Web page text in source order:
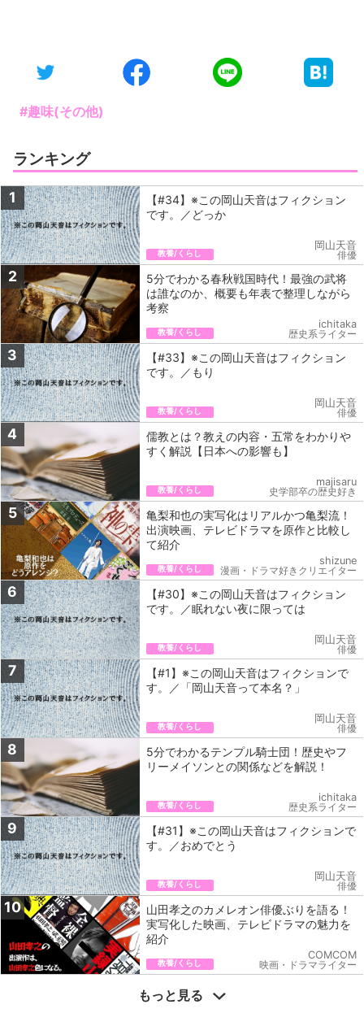
#趣味(その他)
ランキング
1
【#34】※この岡山天音はフィクション
です。／どっか
教養/くらし
岡山天音
俳優
2
5分でわかる春秋戦国時代！最強の武将
は誰なのか、概要も年表で整理しながら
考察
教養/くらし
ichitaka
歴史系ライター
3
【#33】※この岡山天音はフィクション
です。／もり
教養/くらし
岡山天音
俳優
4
儒教とは？教えの内容・五常をわかりや
すく解説【日本への影響も】
教養/くらし
majisaru
史学部卒の歴史好き
5
亀梨和也の実写化はリアルかつ亀梨流！
出演映画、テレビドラマを原作と比較し
て紹介
教養/くらし
shizune
漫画・ドラマ好きクリエイター
6
【#30】※この岡山天音はフィクション
です。／眠れない夜に限っては
教養/くらし
岡山天音
俳優
7
【#1】※この岡山天音はフィクションで
す。／「岡山天音って本名？」
教養/くらし
岡山天音
俳優
8
5分でわかるテンプル騎士団！歴史やフ
リーメイソンとの関係などを解説！
教養/くらし
ichitaka
歴史系ライター
9
【#31】※この岡山天音はフィクションで
す。／おめでとう
教養/くらし
岡山天音
俳優
10
山田孝之のカメレオン俳優ぶりを語る！
実写化した映画、テレビドラマの魅力を
紹介
教養/くらし
COMCOM
映画・ドラマライター
もっと見る